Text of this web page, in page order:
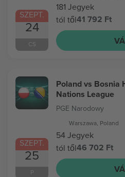
SZEPT.
24
CS
181 Jegyek
tól től41 792 Ft
SZEPT.
25
P
Poland vs Bosnia
Nations League
PGE Narodowy
Warszawa, Poland
54 Jegyek
tól től46 702 Ft